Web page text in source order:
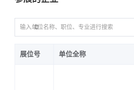
展位号 单位全称